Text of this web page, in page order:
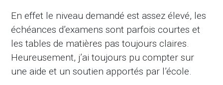
En effet le niveau demandé est assez élevé, les
échéances d’examens sont parfois courtes et
les tables de matières pas toujours claires.
Heureusement, j’ai toujours pu compter sur
une aide et un soutien apportés par l’école.